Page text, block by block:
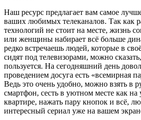
Наш ресурс предлагает вам самое
ваших любимых телеканалов. Так как
технологий не стоит на месте, жизнь
или женщины набирает всё больше
редко встречаешь людей, которые в
сидят под телевизорами, можно
пользуется. На сегодняшний день
проведением досуга есть «всемирная
Ведь это очень удобно, можно взять в
смартфон, сесть в уютном месте как на
квартире, нажать пару кнопок и всё,
интересный сериал уже на вашем